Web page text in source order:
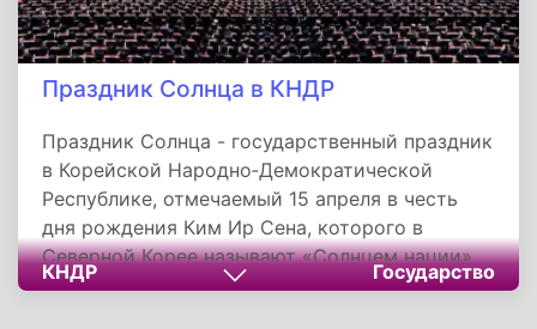
Праздник Солнца в КНДР
Праздник Солнца - государственный праздник
в Корейской Народно‑Демократической
Республике, отмечаемый 15 апреля в честь
дня рождения Ким Ир Сена, которого в
Северной Корее называют «Солнцем нации».
Первый и единственный президент КНДР Ким
КНДР Государство